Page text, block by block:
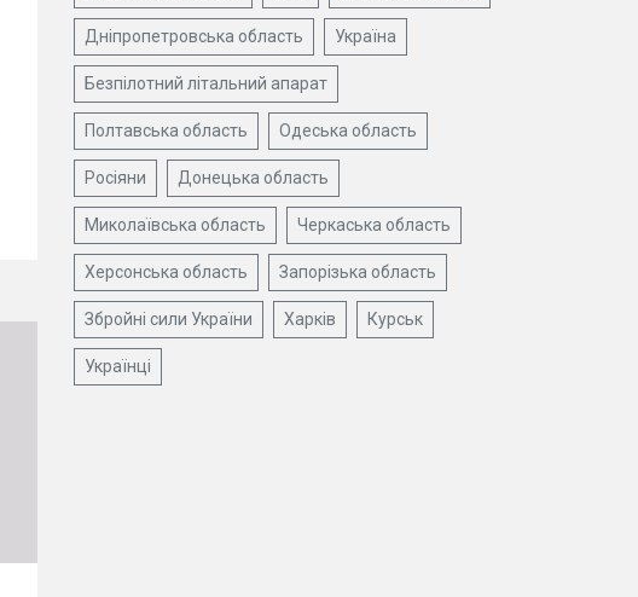
Дніпропетровська область Україна
Безпілотний літальний апарат
Полтавська область Одеська область
Росіяни Донецька область
Миколаївська область Черкаська область
Херсонська область Запорізька область
Збройні сили України Харків Курськ
Українці